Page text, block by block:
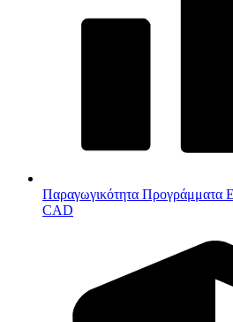
Παραγωγικότητα Προγράμματα
CAD